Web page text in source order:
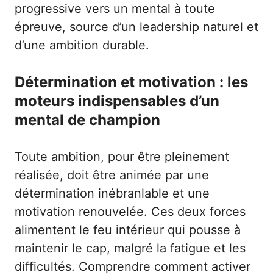
progressive vers un mental à toute
épreuve, source d’un leadership naturel et
d’une ambition durable.
Détermination et motivation : les
moteurs indispensables d’un
mental de champion
Toute ambition, pour être pleinement
réalisée, doit être animée par une
détermination inébranlable et une
motivation renouvelée. Ces deux forces
alimentent le feu intérieur qui pousse à
maintenir le cap, malgré la fatigue et les
difficultés. Comprendre comment activer